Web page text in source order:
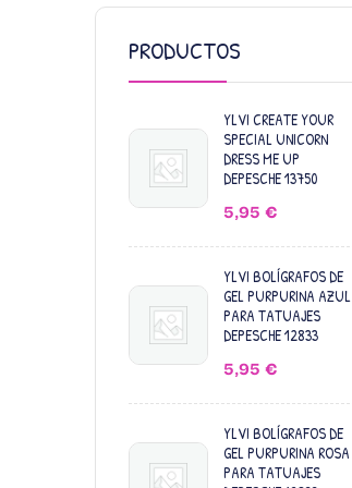
PRODUCTOS
YLVI CREATE YOUR
SPECIAL UNICORN
DRESS ME UP
DEPESCHE 13750
5,95 €
YLVI BOLÍGRAFOS DE
GEL PURPURINA AZUL
PARA TATUAJES
DEPESCHE 12833
5,95 €
YLVI BOLÍGRAFOS DE
GEL PURPURINA ROSA
PARA TATUAJES